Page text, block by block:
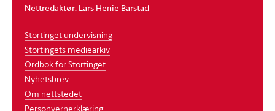
Nettredaktør: Lars Henie Barstad
Stortinget undervisning
Stortingets mediearkiv
Ordbok for Stortinget
Nyhetsbrev
Om nettstedet
Personvernerklæring